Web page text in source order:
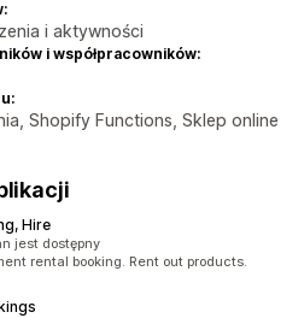
i aktywności
i współpracowników:
Shopify Functions, Sklep online
Hire
jest dostępny
rental booking. Rent out products.